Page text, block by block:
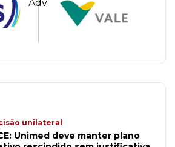
unilateral
Unimed deve manter plano